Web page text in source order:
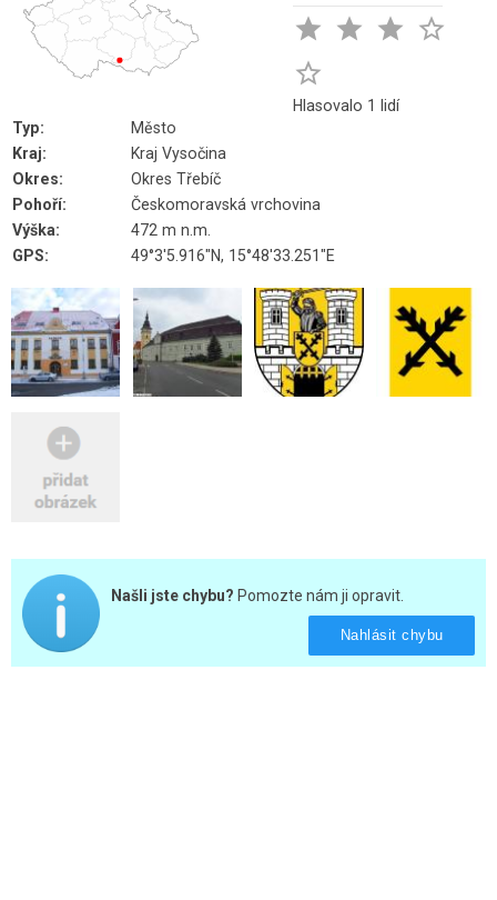
   

Hlasovalo 1 lidí
Typ:
Město
Kraj:
Kraj Vysočina
Okres:
Okres Třebíč
Pohoří:
Českomoravská vrchovina
Výška:
472 m n.m.
GPS:
49°3'5.916"N, 15°48'33.251"E
Našli jste chybu? Pomozte nám ji opravit.
Nahlásit chybu